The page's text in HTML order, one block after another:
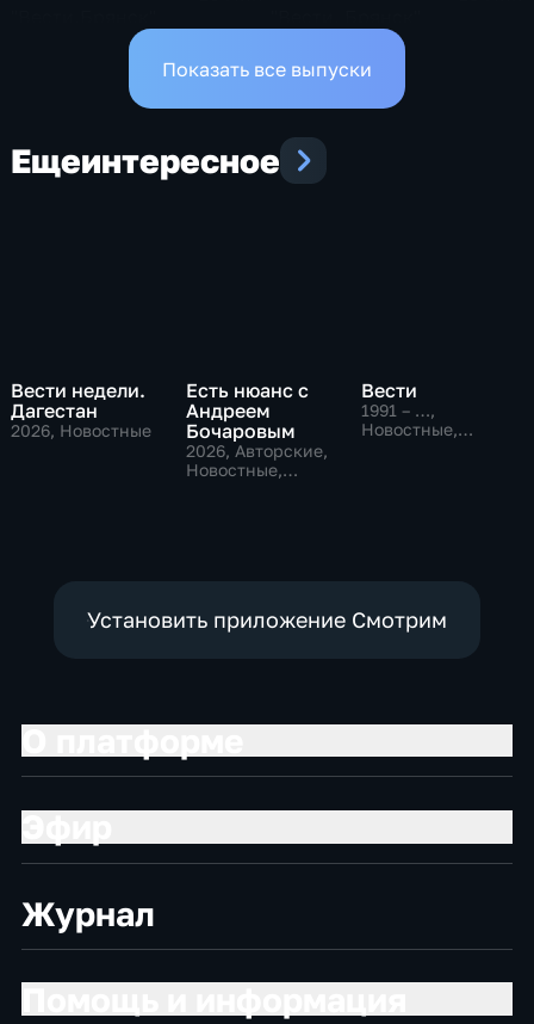
Показать все выпуски
Ещеинтересное
Вести недели.
Дагестан
2026, Новостные
Есть нюанс с
Андреем
Бочаровым
2026, Авторские,
Новостные,
Вести
1991 – …,
Новостные,
Установить приложение Смотрим
Журнал